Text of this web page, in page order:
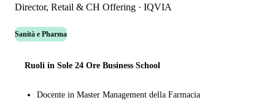
Director, Retail & CH Offering · IQVIA
Sanità e Pharma
Ruoli in Sole 24 Ore Business School
Docente in Master Management della Farmacia